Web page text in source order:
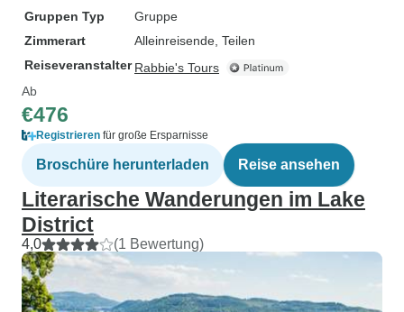
Gruppen Typ
Gruppe
Zimmerart
Alleinreisende, Teilen
Reiseveranstalter Rabbie's Tours
Ab
€476
Registrieren für große Ersparnisse
Broschüre herunterladen Reise ansehen
Literarische Wanderungen im Lake
District
4,0 (1 Bewertung)